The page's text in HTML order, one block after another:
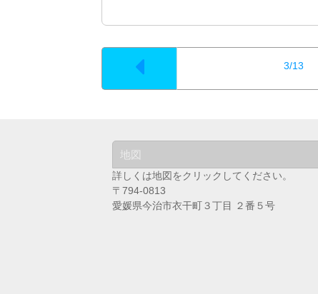
3/13
地図
詳しくは地図をクリックしてください。
〒794-0813
愛媛県今治市衣干町３丁目 ２番５号